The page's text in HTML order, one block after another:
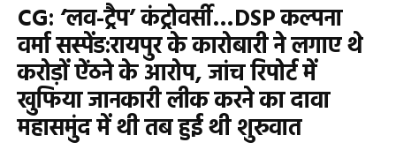
CG: ‘लव-ट्रैप’ कंट्रोवर्सी…DSP कल्पना
वर्मा सस्पेंड:रायपुर के कारोबारी ने लगाए थे
करोड़ों ऐंठने के आरोप, जांच रिपोर्ट में
खुफिया जानकारी लीक करने का दावा
महासमुंद में थी तब हुई थी शुरुवात